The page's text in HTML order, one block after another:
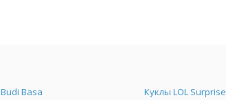
Budi Basa Куклы LOL Surprise